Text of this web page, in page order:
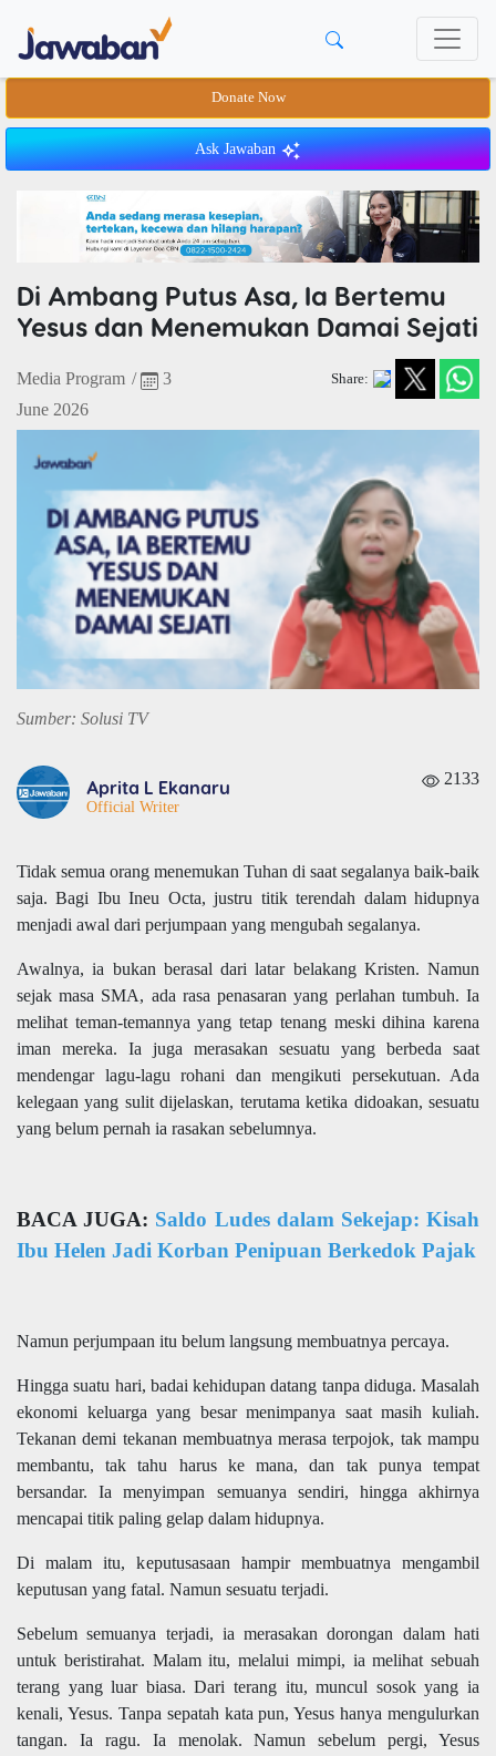
Donate Now
Ask Jawaban
Di Ambang Putus Asa, Ia Bertemu
Yesus dan Menemukan Damai Sejati
Media Program /
3
June 2026
Share:
Sumber: Solusi TV
Aprita L Ekanaru
Official Writer
2133
Tidak semua orang menemukan Tuhan di saat segalanya baik-baik
saja. Bagi Ibu Ineu Octa, justru titik terendah dalam hidupnya
menjadi awal dari perjumpaan yang mengubah segalanya.
Awalnya, ia bukan berasal dari latar belakang Kristen. Namun
sejak masa SMA, ada rasa penasaran yang perlahan tumbuh. Ia
melihat teman-temannya yang tetap tenang meski dihina karena
iman mereka. Ia juga merasakan sesuatu yang berbeda saat
mendengar lagu-lagu rohani dan mengikuti persekutuan. Ada
kelegaan yang sulit dijelaskan, terutama ketika didoakan, sesuatu
yang belum pernah ia rasakan sebelumnya.
BACA JUGA: Saldo Ludes dalam Sekejap: Kisah
Ibu Helen Jadi Korban Penipuan Berkedok Pajak
Namun perjumpaan itu belum langsung membuatnya percaya.
Hingga suatu hari, badai kehidupan datang tanpa diduga. Masalah
ekonomi keluarga yang besar menimpanya saat masih kuliah.
Tekanan demi tekanan membuatnya merasa terpojok, tak mampu
membantu, tak tahu harus ke mana, dan tak punya tempat
bersandar. Ia menyimpan semuanya sendiri, hingga akhirnya
mencapai titik paling gelap dalam hidupnya.
Di malam itu, keputusasaan hampir membuatnya mengambil
keputusan yang fatal. Namun sesuatu terjadi.
Sebelum semuanya terjadi, ia merasakan dorongan dalam hati
untuk beristirahat. Malam itu, melalui mimpi, ia melihat sebuah
terang yang luar biasa. Dari terang itu, muncul sosok yang ia
kenali, Yesus. Tanpa sepatah kata pun, Yesus hanya mengulurkan
tangan. Ia ragu. Ia menolak. Namun sebelum pergi, Yesus